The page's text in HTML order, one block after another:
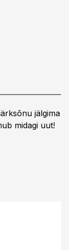
jälgima
midagi uut!